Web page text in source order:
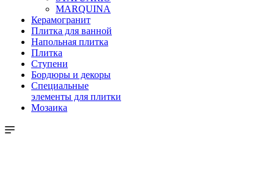
MARQUINA
Керамогранит
Плитка для ванной
Напольная плитка
Плитка
Ступени
Бордюры и декоры
Специальные
элементы для плитки
Мозаика